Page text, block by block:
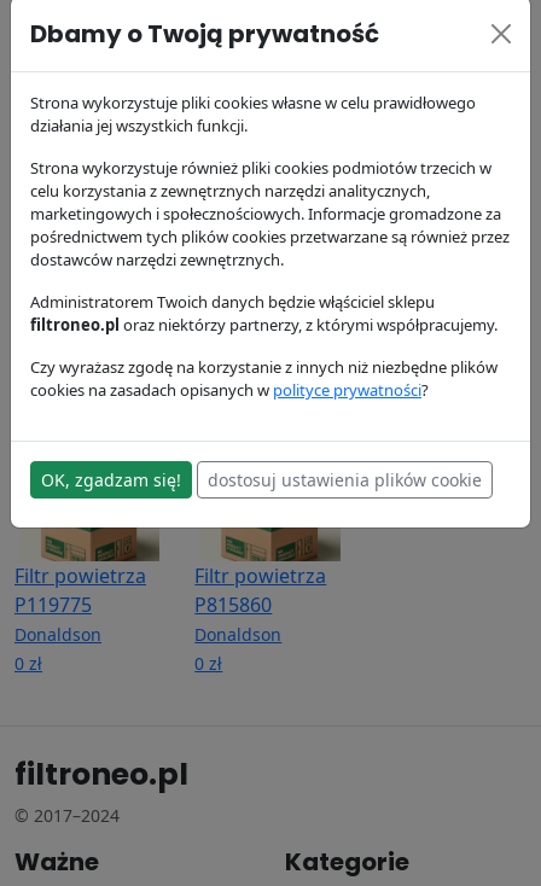
Donaldson
P164378
173.13 zł
P173238
89.47 zł
Filtr powietrza
P181052
74.56 zł
Filtr oleju
P550162
28.61 zł
Filtr powietrza
P101222
0 zł
Filtr powietrza
P119775
Donaldson
0 zł
Filtr powietrza
P815860
Donaldson
0 zł
filtroneo.pl
© 2017–2024
Ważne Kategorie
Dbamy o Twoją prywatność
Strona wykorzystuje pliki cookies własne w celu prawidłowego
działania jej wszystkich funkcji.
Strona wykorzystuje również pliki cookies podmiotów trzecich w
celu korzystania z zewnętrznych narzędzi analitycznych,
marketingowych i społecznościowych. Informacje gromadzone za
pośrednictwem tych plików cookies przetwarzane są również przez
dostawców narzędzi zewnętrznych.
Administratorem Twoich danych będzie włąściciel sklepu
filtroneo.pl oraz niektórzy partnerzy, z którymi współpracujemy.
Czy wyrażasz zgodę na korzystanie z innych niż niezbędne plików
cookies na zasadach opisanych w polityce prywatności?
OK, zgadzam się! dostosuj ustawienia plików cookie